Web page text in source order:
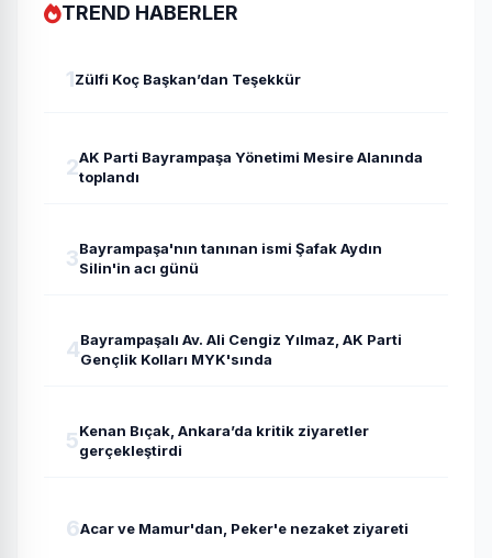
TREND HABERLER
1Zülfi Koç Başkan’dan Teşekkür
2AK Parti Bayrampaşa Yönetimi Mesire Alanında
toplandı
3Bayrampaşa'nın tanınan ismi Şafak Aydın
Silin'in acı günü
4Bayrampaşalı Av. Ali Cengiz Yılmaz, AK Parti
Gençlik Kolları MYK'sında
5Kenan Bıçak, Ankara’da kritik ziyaretler
gerçekleştirdi
6Acar ve Mamur'dan, Peker'e nezaket ziyareti